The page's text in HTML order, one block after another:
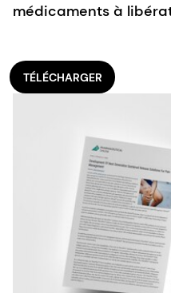
médicaments à
TÉLÉCHARGER